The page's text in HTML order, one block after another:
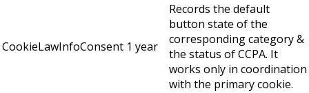
CookieLawInfoConsent 1 year
Records the default
button state of the
corresponding category &
the status of CCPA. It
works only in coordination
with the primary cookie.